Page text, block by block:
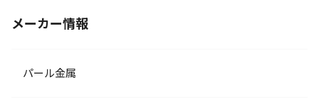
メーカー情報
パール金属